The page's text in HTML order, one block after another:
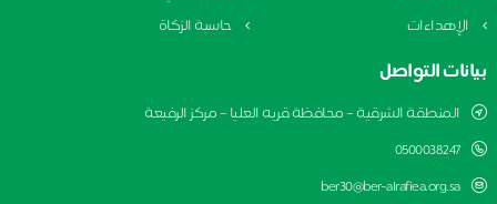
الإهداءات
حاسبة الزكاة
بيانات التواصل
المنطقة الشرقية – محافظة قريه العليا – مركز الرفيعة
0500038247
ber30@ber-alrafiea.org.sa